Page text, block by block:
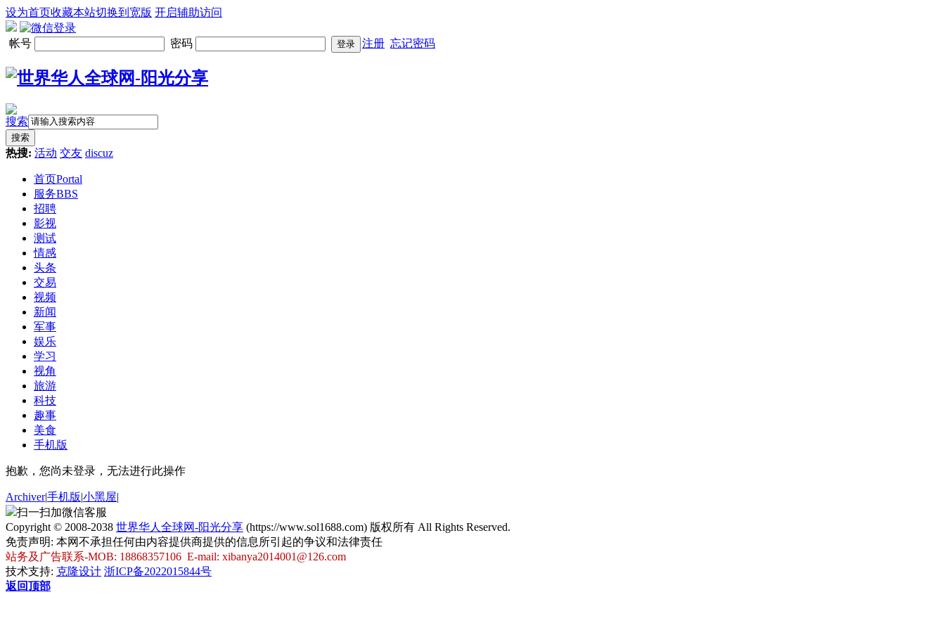
设为首页收藏本站切换到宽版 开启辅助访问
帐号 密码 登录 注册 忘记密码
搜索
搜索
热搜: 活动 交友 discuz
首页Portal
服务BBS
招聘
影视
测试
情感
头条
交易
视频
新闻
军事
娱乐
学习
视角
旅游
科技
趣事
美食
手机版
抱歉，您尚未登录，无法进行此操作
Archiver|手机版|小黑屋|
扫一扫加微信客服
Copyright © 2008-2038 世界华人全球网-阳光分享 (https://www.sol1688.com) 版权所有 All Rights Reserved.
免责声明: 本网不承担任何由内容提供商提供的信息所引起的争议和法律责任
站务及广告联系-MOB: 18868357106 E-mail: xibanya2014001@126.com
技术支持: 克隆设计 浙ICP备2022015844号
返回顶部